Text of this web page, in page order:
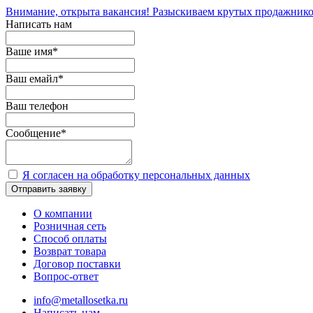
Внимание, открыта вакансия! Разыскиваем крутых
Написать нам
Ваше имя*
Ваш емайл*
Ваш телефон
Сообщение*
Я согласен на обработку персональных данных
Отправить заявку
О компании
Розничная сеть
Способ оплаты
Возврат товара
Договор поставки
Вопрос-ответ
info@metallosetka.ru